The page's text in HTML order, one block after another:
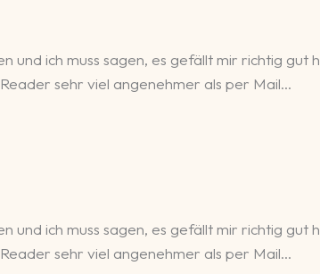
und ich muss sagen, es gefällt mir richtig
sehr viel angenehmer als per Mail…
und ich muss sagen, es gefällt mir richtig
sehr viel angenehmer als per Mail…